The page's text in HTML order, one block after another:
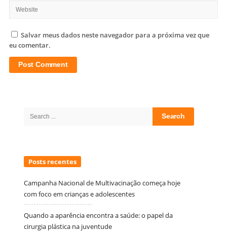
Salvar meus dados neste navegador para a próxima vez que
eu comentar.
Search
Posts recentes
Campanha Nacional de Multivacinação começa hoje
com foco em crianças e adolescentes
Quando a aparência encontra a saúde: o papel da
cirurgia plástica na juventude